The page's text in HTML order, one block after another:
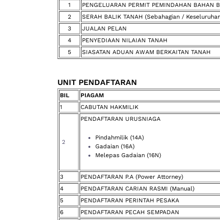
1
PENGELUARAN PERMIT PEMINDAHAN BAHAN
2
SERAH BALIK TANAH (Sebahagian /
3
JUALAN PELAN
4
PENYEDIAAN NILAIAN TANAH
5
SIASATAN ADUAN AWAM BERKAITAN TANAH
UNIT PENDAFTARAN
BIL PIAGAM
1
CABUTAN HAKMILIK
2
PENDAFTARAN URUSNIAGA
Pindahmilik (14A)
Gadaian (16A)
Melepas Gadaian (16N)
3 PENDAFTARAN P.A (Power Attorney)
4
PENDAFTARAN CARIAN RASMI (Manual)
5
PENDAFTARAN PERINTAH PESAKA
6
PENDAFTARAN PECAH SEMPADAN